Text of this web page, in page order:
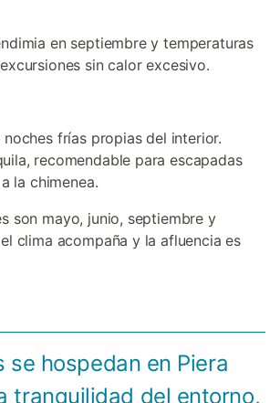
en septiembre y temperaturas
sin calor excesivo.
noches frías propias del interior.
recomendable para escapadas
la chimenea.
son mayo, junio, septiembre y
clima acompaña y la afluencia es
se hospedan en Piera
tranquilidad del entorno,